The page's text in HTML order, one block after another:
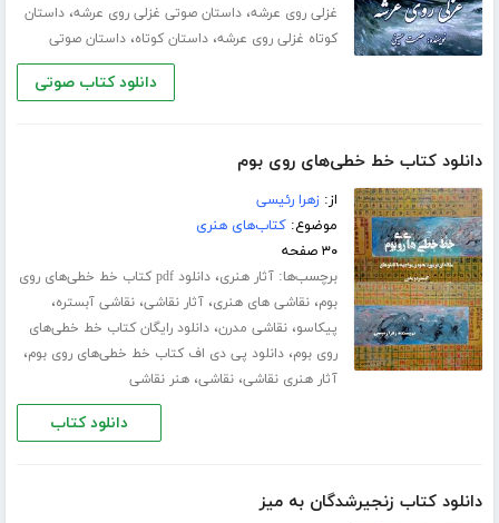
غزلی روی عرشه،داستان صوتی غزلی روی عرشه،داستان
کوتاه غزلی روی عرشه،داستان کوتاه،داستان صوتی
دانلود کتاب صوتی
دانلود کتاب خط خطی‌های روی بوم
از:زهرا رئیسی
موضوع:کتاب‌های هنری
۳۰ صفحه
برچسب‌ها:آثار هنری،
دانلود pdf کتاب خط خطی‌های روی
بوم،نقاشی های هنری،آثار نقاشی،نقاشی آبستره،
پیکاسو،نقاشی مدرن،دانلود رایگان کتاب خط خطی‌های
روی بوم،دانلود پی دی اف کتاب خط خطی‌های روی بوم،
آثار هنری نقاشی،نقاشی،هنر نقاشی
دانلود کتاب
دانلود کتاب زنجیرشدگان به میز